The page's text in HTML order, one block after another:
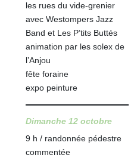
les rues du vide-grenier
avec Westompers Jazz
Band et Les P’tits Buttés
animation par les solex de
l’Anjou
fête foraine
expo peinture
Dimanche 12 octobre
9 h / randonnée pédestre
commentée